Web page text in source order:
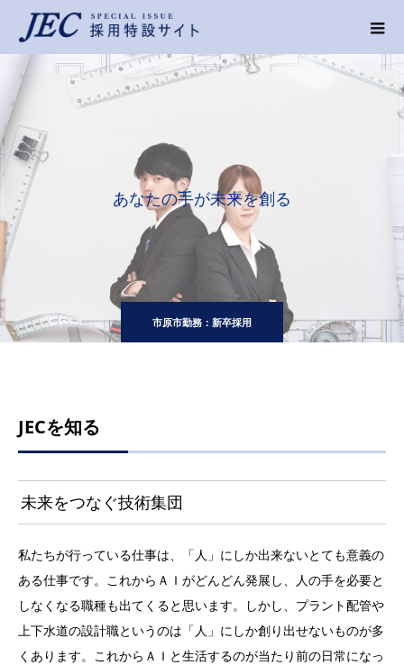
市原市勤務：新卒採用
あなたの手が未来を創る
JECを知る
未来をつなぐ技術集団
私たちが行っている仕事は、「人」にしか出来ないとても意義の
ある仕事です。これからＡＩがどんどん発展し、人の手を必要と
しなくなる職種も出てくると思います。しかし、プラント配管や
上下水道の設計職というのは「人」にしか創り出せないものが多
くあります。これからＡＩと生活するのが当たり前の日常になっ